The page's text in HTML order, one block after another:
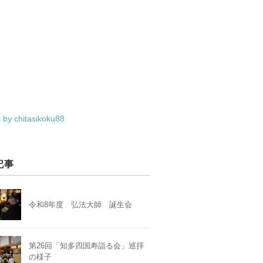
by chitasikoku88
事
令和8年度 弘法大師 誕生会
第26回「知多四国寿詣る会」巡拝
の様子